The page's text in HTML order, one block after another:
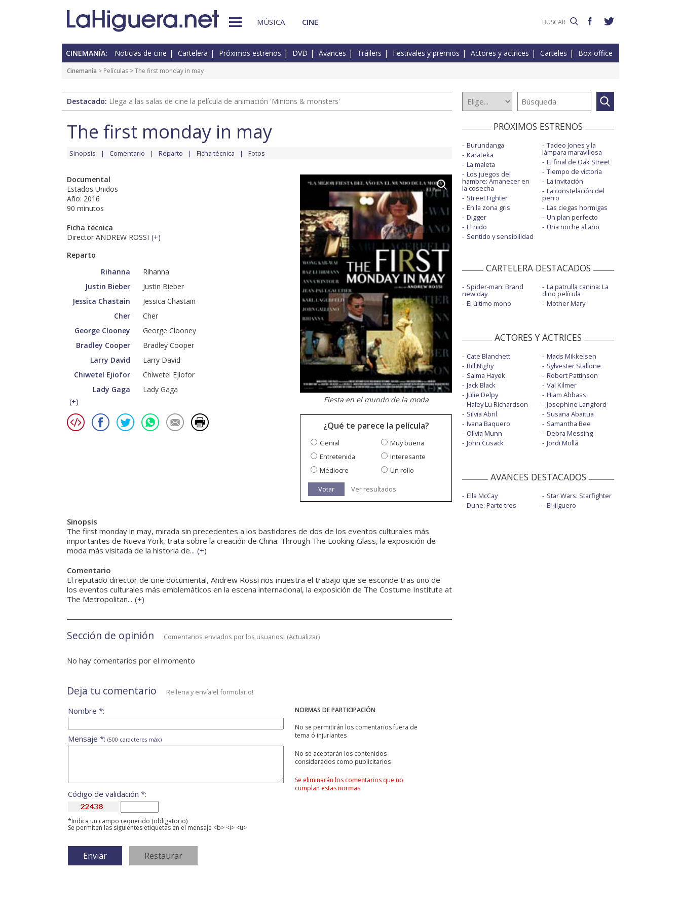
MÚSICA CINE
CINEMANÍA: Noticias de cine Cartelera Próximos estrenos DVD Avances Tráilers Festivales y premios Actores y actrices Carteles Box-office
Cinemanía > Películas > The first monday in may
Destacado: Llega a las salas de cine la película de animación 'Minions & monsters'
The first monday in may
Sinopsis Comentario Reparto Ficha técnica Fotos
Documental
Estados Unidos
Año: 2016
90 minutos
Ficha técnica
Director ANDREW ROSSI (+)
Reparto
Rihanna
Rihanna
Justin Bieber
Justin Bieber
Jessica Chastain
Jessica Chastain
Cher
Cher
George Clooney
George Clooney
Bradley Cooper
Bradley Cooper
Larry David
Larry David
Chiwetel Ejiofor
Chiwetel Ejiofor
Lady Gaga
Lady Gaga
(+) Fiesta en el mundo de la moda
¿Qué te parece la película?
Genial
Muy buena
Entretenida
Interesante
Mediocre
Un rollo
Votar Ver resultados
Sinopsis
The first monday in may, mirada sin precedentes a los bastidores de dos de los eventos culturales más
importantes de Nueva York, trata sobre la creación de China: Through The Looking Glass, la exposición de
moda más visitada de la historia de... (+)
Comentario
El reputado director de cine documental, Andrew Rossi nos muestra el trabajo que se esconde tras uno de
los eventos culturales más emblemáticos en la escena internacional, la exposición de The Costume Institute at
The Metropolitan... (+)
Sección de opinión Comentarios enviados por los usuarios! (Actualizar)
No hay comentarios por el momento
Deja tu comentario Rellena y envía el formulario!
NORMAS DE PARTICIPACIÓN
No se permitirán los comentarios fuera de
tema ó injuriantes
No se aceptarán los contenidos
considerados como publicitarios
Se eliminarán los comentarios que no
cumplan estas normas
Nombre *:
Mensaje *: (500 caracteres máx)
Código de validación *:
*Indica un campo requerido (obligatorio)
Se permiten las siguientes etiquetas en el mensaje <b> <i> <u>
PROXIMOS ESTRENOS
Burundanga
Karateka
La maleta
Los juegos del
hambre: Amanecer en
la cosecha
Street Fighter
En la zona gris
Digger
El nido
Sentido y sensibilidad
Tadeo Jones y la
lámpara maravillosa
El final de Oak Street
Tiempo de victoria
La invitación
La constelación del
perro
Las ciegas hormigas
Un plan perfecto
Una noche al año
CARTELERA DESTACADOS
Spider-man: Brand
new day
El último mono
La patrulla canina: La
dino película
Mother Mary
ACTORES Y ACTRICES
Cate Blanchett
Bill Nighy
Salma Hayek
Jack Black
Julie Delpy
Haley Lu Richardson
Silvia Abril
Ivana Baquero
Olivia Munn
John Cusack
Mads Mikkelsen
Sylvester Stallone
Robert Pattinson
Val Kilmer
Hiam Abbass
Josephine Langford
Susana Abaitua
Samantha Bee
Debra Messing
Jordi Mollà
AVANCES DESTACADOS
Ella McCay
Dune: Parte tres
Star Wars: Starfighter
El jilguero